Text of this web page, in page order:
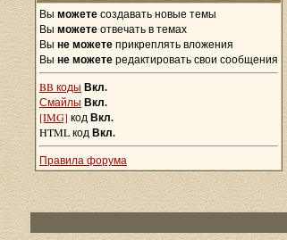
Вы можетесоздавать новые темы
Вы можетеотвечать в темах
Вы не можетеприкреплять вложения
Вы не можетередактировать свои сообщения
BB коды Вкл.
Смайлы Вкл.
[IMG] код Вкл.
HTML код Вкл.
Правила форума